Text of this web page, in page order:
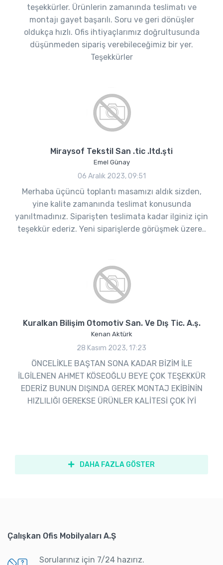
teşekkürler. Ürünlerin zamanında teslimatı ve
montajı gayet başarılı. Soru ve geri dönüşler
oldukça hızlı. Ofis ihtiyaçlarımız doğrultusunda
düşünmeden sipariş verebileceğimiz bir yer.
Teşekkürler
Miraysof Tekstil San .tic .ltd.şti
Emel Günay
06 Aralık 2023, 09:51
Merhaba üçüncü toplantı masamızı aldık sizden,
yine kalite zamanında teslimat konusunda
yanıltmadınız. Siparişten teslimata kadar ilginiz için
teşekkür ederiz. Yeni siparişlerde görüşmek üzere..
Kuralkan Bilişim Otomotiv San. Ve Dış Tic. A.ş.
Kenan Aktürk
28 Kasım 2023, 17:23
ÖNCELİKLE BAŞTAN SONA KADAR BİZİM İLE
İLGİLENEN AHMET KÖSEOĞLU BEYE ÇOK TEŞEKKÜR
EDERİZ BUNUN DIŞINDA GEREK MONTAJ EKİBİNİN
HIZLILIĞI GEREKSE ÜRÜNLER KALİTESİ ÇOK İYİ
DAHA FAZLA GÖSTER
Çalışkan Ofis Mobilyaları A.Ş
Sorularınız için 7/24 hazırız.